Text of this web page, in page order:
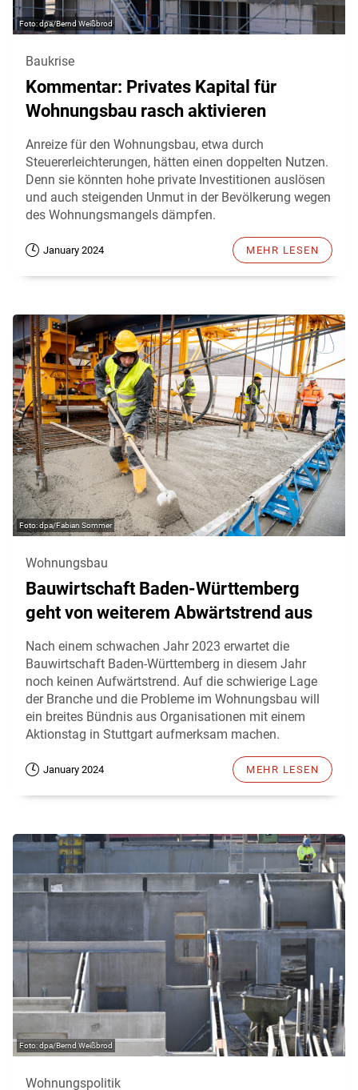
dpa/Bernd Weißbrod
Baukrise
Kommentar: Privates Kapital für
Wohnungsbau rasch aktivieren
Anreize für den Wohnungsbau, etwa durch
Steuererleichterungen, hätten einen doppelten Nutzen.
Denn sie könnten hohe private Investitionen auslösen
und auch steigenden Unmut in der Bevölkerung wegen
des Wohnungsmangels dämpfen.
January 2024 MEHR LESEN
dpa/Fabian Sommer
Wohnungsbau
Bauwirtschaft Baden-Württemberg
geht von weiterem Abwärtstrend aus
Nach einem schwachen Jahr 2023 erwartet die
Bauwirtschaft Baden-Württemberg in diesem Jahr
noch keinen Aufwärtstrend. Auf die schwierige Lage
der Branche und die Probleme im Wohnungsbau will
ein breites Bündnis aus Organisationen mit einem
Aktionstag in Stuttgart aufmerksam machen.
January 2024 MEHR LESEN
dpa/Bernd Weißbrod
Wohnungspolitik